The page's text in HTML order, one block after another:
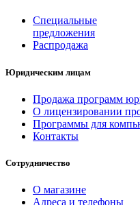
Специальные
предложения
Распродажа
Юридическим лицам
Продажа программ
О лицензировании
Программы для
Контакты
Сотрудничество
О магазине
Адреса и телефоны